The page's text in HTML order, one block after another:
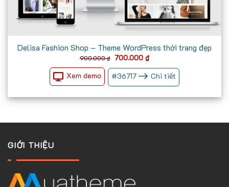
Delisa Fashion Shop – Theme WordPress thời trang đẹp
900.000₫ Giá
là:
900.000 ₫.
700.000 ₫Giá
hiện
tại
là:
700.000 ₫.
Xem demo #36717 Chi tiết
GIỚI THIỆU